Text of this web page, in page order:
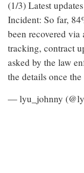
(1/3) Latest
Incident: So far,
been recovered
tracking, contract
asked by the law
the details once the
— lyu_johnny